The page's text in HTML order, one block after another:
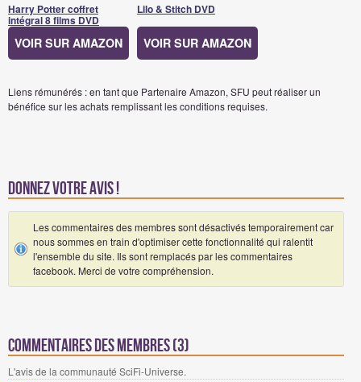
Harry Potter coffret
intégral 8 films DVD
VOIR SUR AMAZON
Lilo & Stitch DVD
VOIR SUR AMAZON
Liens rémunérés : en tant que Partenaire Amazon, SFU peut réaliser un
bénéfice sur les achats remplissant les conditions requises.
Donnez votre avis !
Les commentaires des membres sont désactivés temporairement car
nous sommes en train d'optimiser cette fonctionnalité qui ralentit
l'ensemble du site. Ils sont remplacés par les commentaires
facebook. Merci de votre compréhension.
Commentaires des membres (3)
L'avis de la communauté SciFi-Universe.